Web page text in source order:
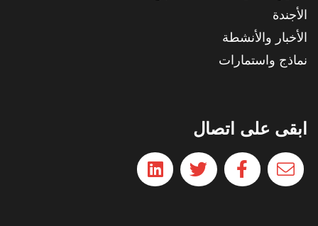
الأجندة
الأخبار والأنشطة
نماذج واستمارات
ابقى على اتصال